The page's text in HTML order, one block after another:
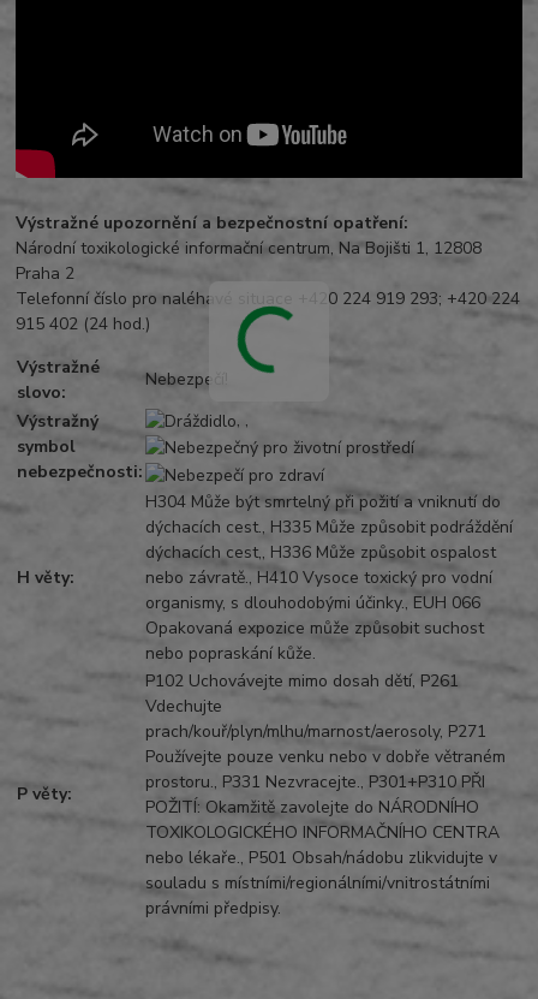
Výstražné upozornění a bezpečnostní opatření:
Národní toxikologické informační centrum, Na Bojišti 1, 12808
Praha 2
Telefonní číslo pro naléhavé situace +420 224 919 293; +420 224
915 402 (24 hod.)
Výstražné
slovo:
Nebezpečí!
Výstražný
symbol
nebezpečnosti:
, ,
H věty:
H304 Může být smrtelný při požití a vniknutí do
dýchacích cest., H335 Může způsobit podráždění
dýchacích cest,, H336 Může způsobit ospalost
nebo závratě., H410 Vysoce toxický pro vodní
organismy, s dlouhodobými účinky., EUH 066
Opakovaná expozice může způsobit suchost
nebo popraskání kůže.
P věty:
P102 Uchovávejte mimo dosah dětí, P261
Vdechujte
prach/kouř/plyn/mlhu/marnost/aerosoly, P271
Používejte pouze venku nebo v dobře větraném
prostoru., P331 Nezvracejte., P301+P310 PŘI
POŽITÍ: Okamžitě zavolejte do NÁRODNÍHO
TOXIKOLOGICKÉHO INFORMAČNÍHO CENTRA
nebo lékaře., P501 Obsah/nádobu zlikvidujte v
souladu s místními/regionálními/vnitrostátními
právními předpisy.